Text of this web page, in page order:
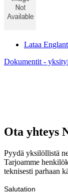
Lataa
Dokumentit -
Ota yhteys
Pyydä yksilöllistä
Tarjoamme
teknisesti parhaan